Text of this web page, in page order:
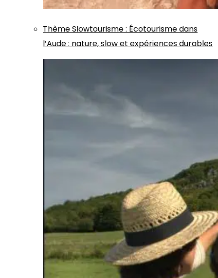
ThèmeSlowtourisme: Écotourisme dans
l’Aude : nature, slow et expériences durables